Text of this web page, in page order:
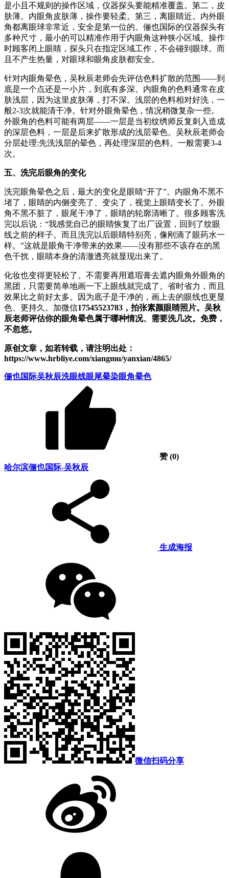
是小且不规则的操作区域，仪器探头要能精准覆盖。第二，皮
肤薄。内眼角皮肤薄，操作要轻柔。第三，离眼睛近。内外眼
角都离眼球非常近，安全是第一位的。俪也国际的仪器探头有
多种尺寸，最小的可以精准作用于内眼角这种狭小区域。操作
时顾客闭上眼睛，探头只在指定区域工作，不会碰到眼球。而
且不产生热量，对眼球和眼角皮肤都安全。
针对内眼角晕色，吴秋辰老师会先评估色料扩散的范围——到
底是一个点还是一小片，到底有多深。内眼角的色料通常在皮
肤浅层，因为这里皮肤薄，打不深。浅层的色料相对好洗，一
般2-3次就能清干净。针对外眼角晕色，情况稍微复杂一些。
外眼角的色料可能有两层——一层是当初纹绣师反复刺入造成
的深层色料，一层是后来扩散形成的浅层晕色。吴秋辰老师会
分层处理:先洗浅层的晕色，再处理深层的色料。一般需要3-4
次。
五、洗完后眼角的变化
洗完眼角晕色之后，最大的变化是眼睛“开了”。内眼角不黑不
堵了，眼睛的内侧变亮了、变尖了，视觉上眼睛变长了。外眼
角不黑不脏了，眼尾干净了，眼睛的轮廓清晰了。很多顾客洗
完以后说：“我感觉自己的眼睛恢复了出厂设置，回到了纹眼
线之前的样子。而且洗完以后眼睛特别亮，像刚滴了眼药水一
样。”这就是眼角干净带来的效果——没有那些不该存在的黑
色干扰，眼睛本身的清澈透亮就显现出来了。
化妆也变得更轻松了。不需要再用遮瑕膏去遮内眼角外眼角的
黑团，只需要简单地画一下上眼线就完成了。省时省力，而且
效果比之前好太多。因为底子是干净的，画上去的眼线也更显
色、更持久。加微信17545523783，拍张素颜眼睛照片。吴秋
辰老师评估你的眼角晕色属于哪种情况、需要洗几次。免费，
不忽悠。
原创文章，如若转载，请注明出处：
https://www.hrbliye.com/xiangmu/yanxian/4865/
俪也国际吴秋辰洗眼线眼尾晕染眼角晕色
赞(0)
哈尔滨俪也国际-吴秋辰
生成海报
微信扫码分享